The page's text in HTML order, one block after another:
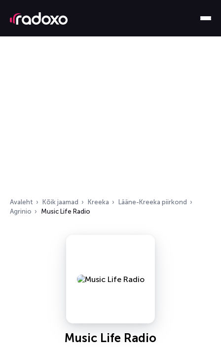
Avaleht Kõik jaamad Kreeka
Lääne-Kreeka piirkond
Agrinio
Music Life Radio
Music Life Radio